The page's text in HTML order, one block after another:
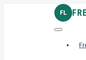
FL